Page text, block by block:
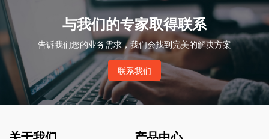
与我们的专家取得联系
告诉我们您的业务需求，我们会找到完美的解决方案
联系我们